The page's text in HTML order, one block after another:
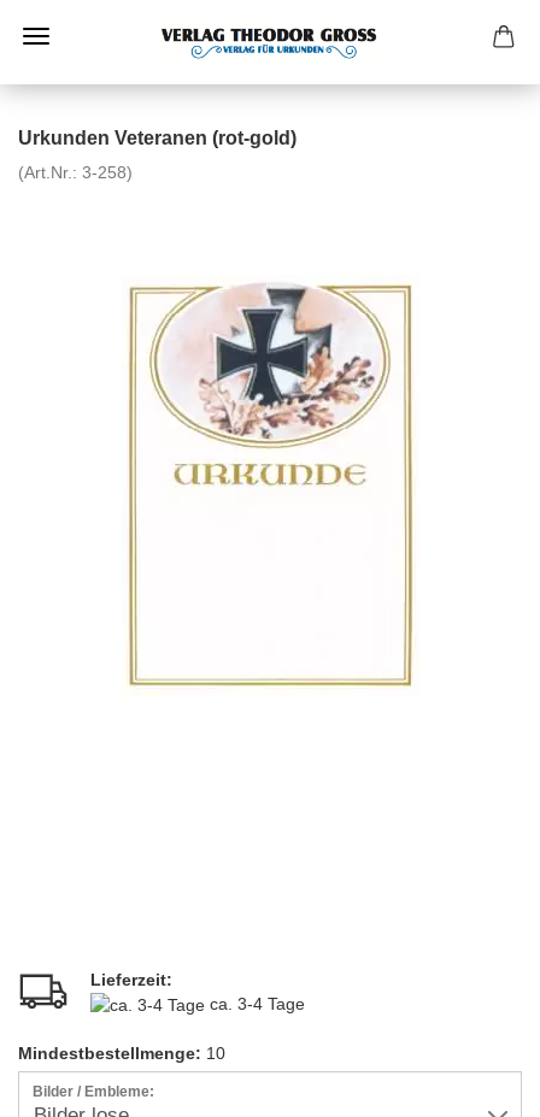
Urkunden Veteranen (rot-gold)
(Art.Nr.: 3-258)
Lieferzeit:
ca. 3-4 Tage
Mindestbestellmenge: 10
Bilder / Embleme: